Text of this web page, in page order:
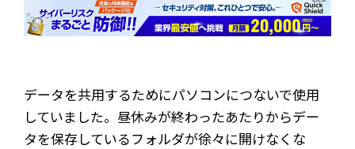
データを共用するためにパソコンにつないで使用
していました。昼休みが終わったあたりからデー
タを保存しているフォルダが徐々に開けなくな